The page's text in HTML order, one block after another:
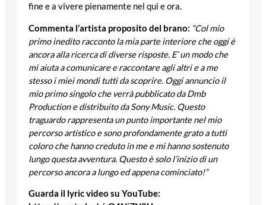
fine e a vivere pienamente nel qui e ora.
Commenta l’artista proposito del brano: “Col mio
primo inedito racconto la mia parte interiore che oggi è
ancora alla ricerca di diverse risposte. E’ un modo che
mi aiuta a comunicare e raccontare agli altri e a me
stesso i miei mondi tutti da scoprire. Oggi annuncio il
mio primo singolo che verrà pubblicato da Dmb
Production e distribuito da Sony Music. Questo
traguardo rappresenta un punto importante nel mio
percorso artistico e sono profondamente grato a tutti
coloro che hanno creduto in me e mi hanno sostenuto
lungo questa avventura. Questo è solo l’inizio di un
percorso ancora a lungo ed appena cominciato!”
Guarda il lyric video su YouTube: